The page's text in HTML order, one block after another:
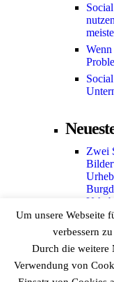
Zwei
Um unsere Webseite
verbessern
Durch die weitere
Verwendung von